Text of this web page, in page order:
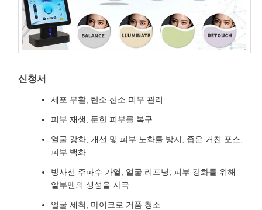
신청서
세포 부활, 탄소 산소 피부 관리
피부 재생, 둔한 피부를 복구
얼굴 강화, 개선 및 피부 노화를 방지, 좁은 거친 포스,
피부 백화
방사선 주파수 가열, 얼굴 리프닝, 피부 강화를 위해
알부멘의 생성을 자극
얼굴 세척, 마이크로 거품 청소